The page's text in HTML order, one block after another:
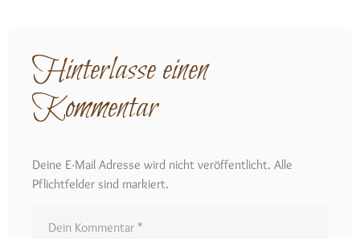
Hinterlasse einen
Kommentar
Deine E-Mail Adresse wird nicht veröffentlicht. Alle
Pflichtfelder sind markiert.